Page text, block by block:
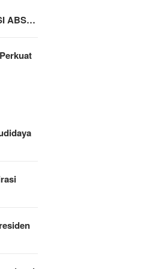
ABS…